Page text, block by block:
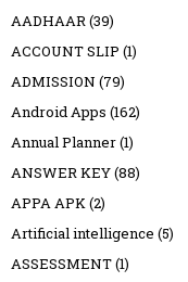
AADHAAR(39)
ACCOUNT SLIP (1)
ADMISSION (79)
Android Apps (162)
Annual Planner(1)
ANSWER KEY(88)
APPA APK(2)
Artificial intelligence (5)
ASSESSMENT(1)